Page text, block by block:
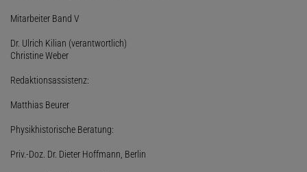
Mitarbeiter Band V
Dr. Ulrich Kilian (verantwortlich)
Christine Weber
Redaktionsassistenz:
Matthias Beurer
Physikhistorische Beratung:
Priv.-Doz. Dr. Dieter Hoffmann, Berlin